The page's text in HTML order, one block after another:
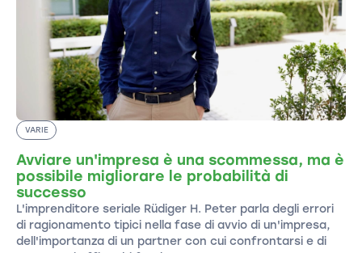
VARIE
Avviare un'impresa è una scommessa, ma è
possibile migliorare le probabilità di
successo
L'imprenditore seriale Rüdiger H. Peter parla degli errori
di ragionamento tipici nella fase di avvio di un'impresa,
dell'importanza di un partner con cui confrontarsi e di